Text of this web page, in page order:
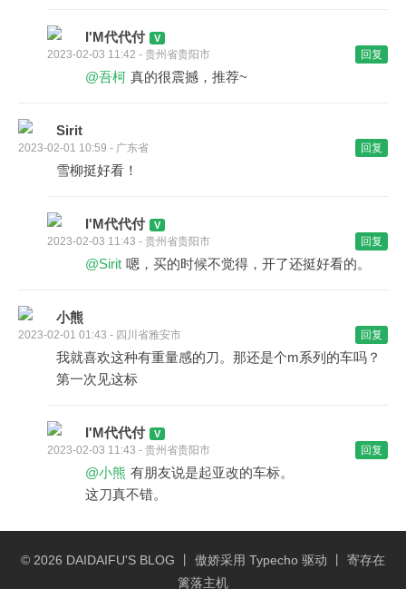
I'M代代付
2023-02-03 11:42 - 贵州省贵阳市 回复
@吾柯 真的很震撼，推荐~
Sirit
2023-02-01 10:59 - 广东省 回复
雪柳挺好看！
I'M代代付
2023-02-03 11:43 - 贵州省贵阳市 回复
@Sirit 嗯，买的时候不觉得，开了还挺好看的。
小熊
2023-02-01 01:43 - 四川省雅安市 回复
我就喜欢这种有重量感的刀。那还是个m系列的车吗？
第一次见这标
I'M代代付
2023-02-03 11:43 - 贵州省贵阳市 回复
@小熊 有朋友说是起亚改的车标。
这刀真不错。
© 2026 DAIDAIFU'S BLOG 丨 傲娇采用 Typecho 驱动 丨 寄存在
篱落主机